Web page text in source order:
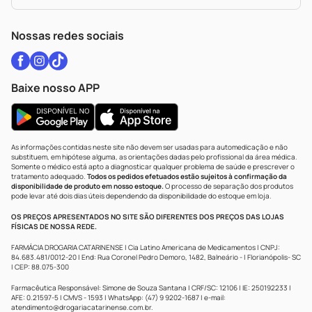
WhatsApp (47) 9202-1687
Nossas redes sociais
Baixe nosso APP
As informações contidas neste site não devem ser usadas para automedicação e não
substituem, em hipótese alguma, as orientações dadas pelo profissional da área médica.
Somente o médico está apto a diagnosticar qualquer problema de saúde e prescrever o
tratamento adequado. Todos os pedidos efetuados estão sujeitos à confirmação da
disponibilidade de produto em nosso estoque.O processo de separação dos produtos
pode levar até dois dias úteis dependendo da disponibilidade do estoque em loja.
OS PREÇOS APRESENTADOS NO SITE SÃO DIFERENTES DOS PREÇOS DAS LOJAS
FÍSICAS DE NOSSA REDE.
FARMÁCIA DROGARIA CATARINENSE | Cia Latino Americana de Medicamentos | CNPJ:
84.683.481/0012-20 | End: Rua Coronel Pedro Demoro, 1482, Balneário - | Florianópolis- SC
| CEP: 88.075-300
Farmacêutica Responsável: Simone de Souza Santana | CRF/SC: 12106 | IE: 250192233 |
AFE: 0.21597-5 | CMVS - 1593 | WhatsApp: (47) 9 9202-1687 | e-mail:
atendimento@drogariacatarinense.com.br.